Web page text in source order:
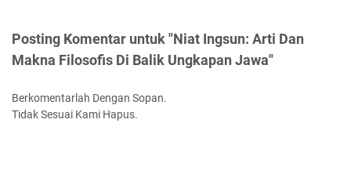
Posting Komentar untuk "Niat Ingsun: Arti Dan
Makna Filosofis Di Balik Ungkapan Jawa"
Berkomentarlah Dengan Sopan.
Tidak Sesuai Kami Hapus.